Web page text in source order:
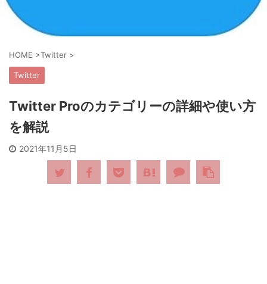
HOME >Twitter >
Twitter
Twitter Proのカテゴリーの詳細や使い方
を解説
2021年11月5日